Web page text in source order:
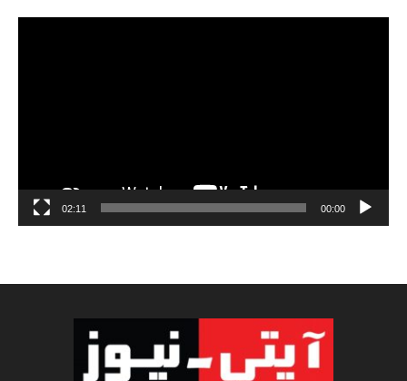
00:00
02:11